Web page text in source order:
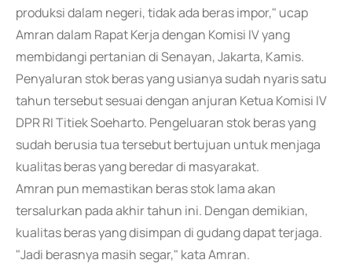
produksi dalam negeri, tidak ada beras impor," ucap
Amran dalam Rapat Kerja dengan Komisi IV yang
membidangi pertanian di Senayan, Jakarta, Kamis.
Penyaluran stok beras yang usianya sudah nyaris satu
tahun tersebut sesuai dengan anjuran Ketua Komisi IV
DPR RI Titiek Soeharto. Pengeluaran stok beras yang
sudah berusia tua tersebut bertujuan untuk menjaga
kualitas beras yang beredar di masyarakat.
Amran pun memastikan beras stok lama akan
tersalurkan pada akhir tahun ini. Dengan demikian,
kualitas beras yang disimpan di gudang dapat terjaga.
"Jadi berasnya masih segar," kata Amran.